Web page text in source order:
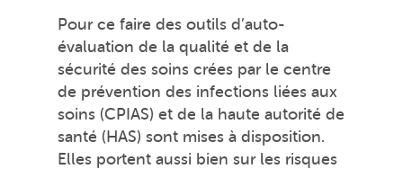
Pour ce faire des outils d’auto-
évaluation de la qualité et de la
sécurité des soins crées par le centre
de prévention des infections liées aux
soins (CPIAS) et de la haute autorité de
santé (HAS) sont mises à disposition.
Elles portent aussi bien sur les risques